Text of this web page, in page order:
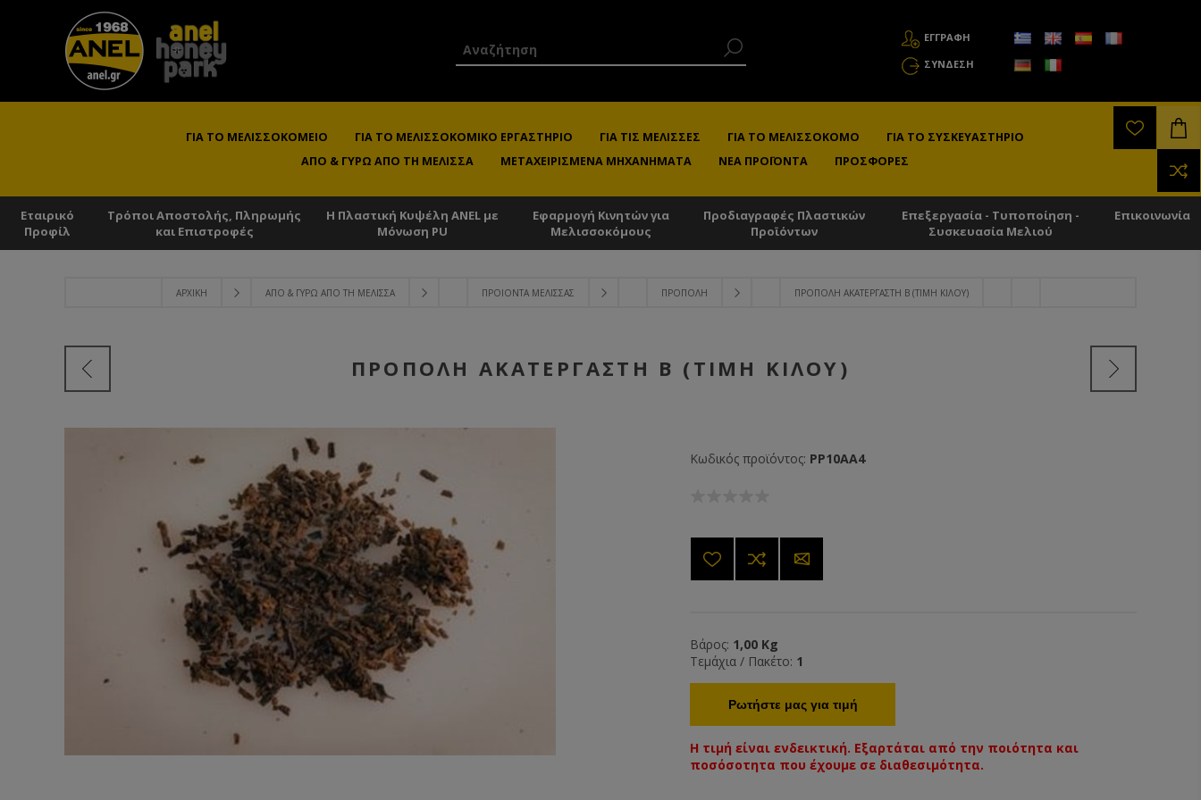
ΕΓΓΡΑΦΗ
ΣΎΝΔΕΣΗ
ΓΙΑ ΤΟ ΜΕΛΙΣΣΟΚΟΜΕΊΟ ΓΙΑ ΤΟ ΜΕΛΙΣΣΟΚΟΜΙΚΌ ΕΡΓΑΣΤΉΡΙΟ ΓΙΑ ΤΙΣ ΜΈΛΙΣΣΕΣ ΓΙΑ ΤΟ ΜΕΛΙΣΣΟΚΌΜΟ
ΓΙΑ ΤΟ ΣΥΣΚΕΥΑΣΤΉΡΙΟ
ΑΠΌ & ΓΎΡΩ ΑΠΌ ΤΗ ΜΈΛΙΣΣΑ
ΜΕΤΑΧΕΙΡΙΣΜΈΝΑ ΜΗΧΑΝΉΜΑΤΑ ΝΈΑ ΠΡΟΪΌΝΤΑ ΠΡΟΣΦΟΡΈΣ
Εταιρικό
Προφίλ
Τρόποι Αποστολής, Πληρωμής
και Επιστροφές
Η Πλαστική Κυψέλη ANEL με
Μόνωση PU
Εφαρμογή Κινητών για
Μελισσοκόμους
Προδιαγραφές Πλαστικών
Προϊόντων
Επεξεργασία - Τυποποίηση -
Συσκευασία Μελιού
Επικοινωνία
ΑΡΧΙΚΉ ΑΠΌ & ΓΎΡΩ ΑΠΌ ΤΗ ΜΈΛΙΣΣΑ ΠΡΟΙΌΝΤΑ ΜΈΛΙΣΣΑΣ ΠΡΌΠΟΛΗ ΠΡΌΠΟΛΗ ΑΚΑΤΈΡΓΑΣΤΗ B (ΤΙΜΉ ΚΙΛΟΎ)
ΠΡΌΠΟΛΗ ΑΚΑΤΈΡΓΑΣΤΗ B (ΤΙΜΉ ΚΙΛΟΎ)
Κωδικός προϊόντος: PP10AA4
Βάρος: 1,00 Kg
Τεμάχια / Πακέτο: 1
Ρωτήστε μας για τιμή
Η τιμή είναι ενδεικτική. Εξαρτάται από την ποιότητα και
ποσόσοτητα που έχουμε σε διαθεσιμότητα.